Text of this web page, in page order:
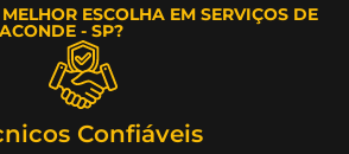
ESCOLHA EM SERVIÇOS DE
- SP?
Confiáveis